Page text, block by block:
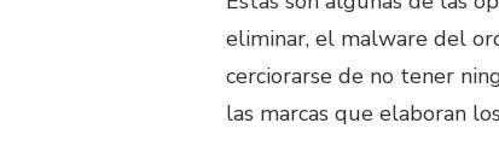
eliminar, el malware del
cerciorarse de no tener
las marcas que elaboran